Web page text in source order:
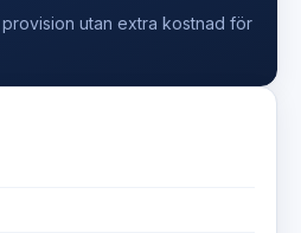
utan extra kostnad för